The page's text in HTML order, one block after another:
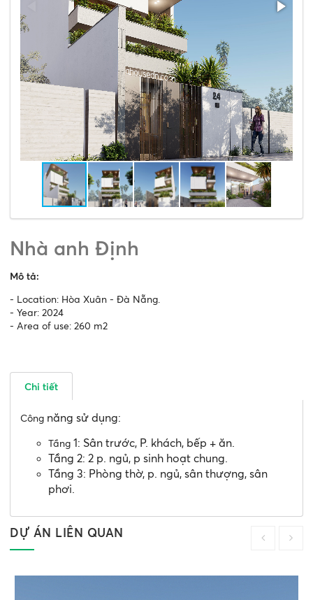
Nhà anh Định
Mô tả:
- Location: Hòa Xuân - Đà Nẵng.
- Year: 2024
- Area of use: 260 m2
Chi tiết
Công năng sử dụng:
Tầng 1: Sân trước, P. khách, bếp + ăn.
Tầng 2: 2 p. ngủ, p sinh hoạt chung.
Tầng 3: Phòng thờ, p. ngủ, sân thượng, sân
phơi.
DỰ ÁN LIÊN QUAN